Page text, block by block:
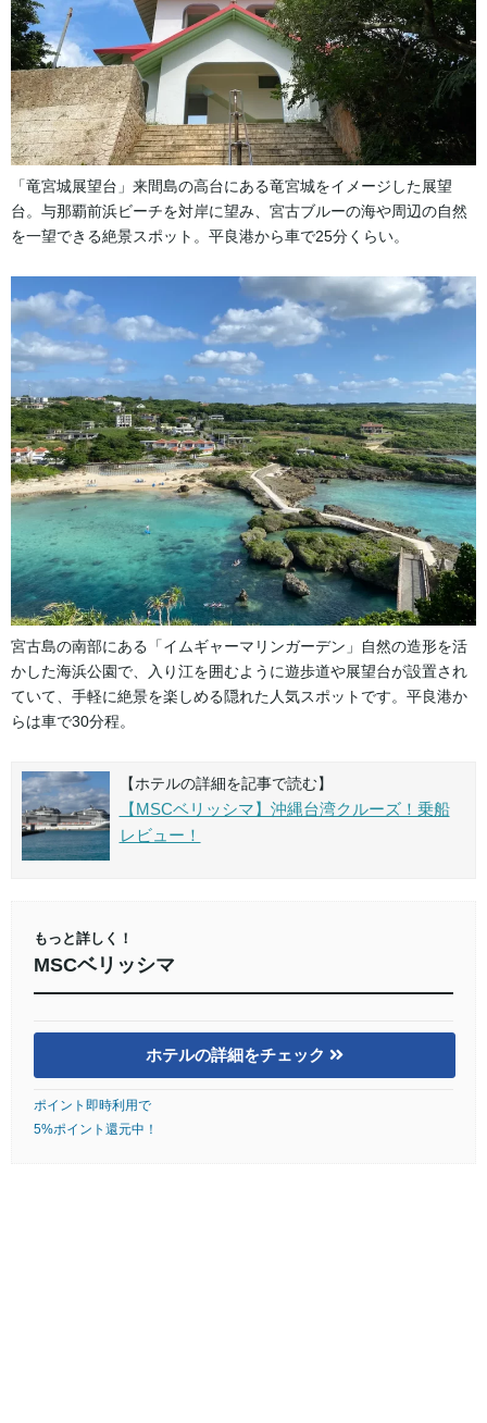
「竜宮城展望台」来間島の高台にある竜宮城をイメージした展望
台。与那覇前浜ビーチを対岸に望み、宮古ブルーの海や周辺の自然
を一望できる絶景スポット。平良港から車で25分くらい。
宮古島の南部にある「イムギャーマリンガーデン」自然の造形を活
かした海浜公園で、入り江を囲むように遊歩道や展望台が設置され
ていて、手軽に絶景を楽しめる隠れた人気スポットです。平良港か
らは車で30分程。
【ホテルの詳細を記事で読む】
【MSCベリッシマ】沖縄台湾クルーズ！乗船
レビュー！
もっと詳しく！
MSCベリッシマ
ホテルの詳細をチェック
ポイント即時利用で
5%ポイント還元中！